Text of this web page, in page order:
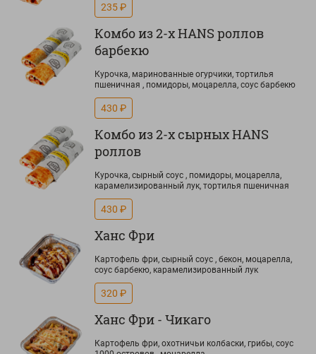
235 ₽
Комбо из 2-х HANS роллов
барбекю
Курочка, маринованные огурчики, тортилья
пшеничная , помидоры, моцарелла, соус барбекю
430 ₽
Комбо из 2-х сырных HANS
роллов
Курочка, сырный соус , помидоры, моцарелла,
карамелизированный лук, тортилья пшеничная
430 ₽
Ханс Фри
Картофель фри, сырный соус , бекон, моцарелла,
соус барбекю, карамелизированный лук
320 ₽
Ханс Фри - Чикаго
Картофель фри, охотничьи колбаски, грибы, соус